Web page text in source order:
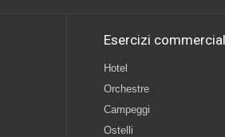
Esercizi
Hotel
Orchestre
Campeggi
Ostelli